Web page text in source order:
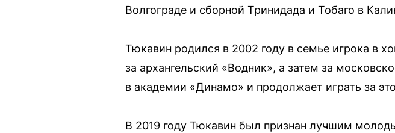
Волгограде и сборной Тринидада и Тобаго в
Тюкавин родился в 2002 году в семье игрока в
за архангельский «Водник», а затем за
в академии «Динамо» и продолжает играть за
В 2019 году Тюкавин был признан лучшим